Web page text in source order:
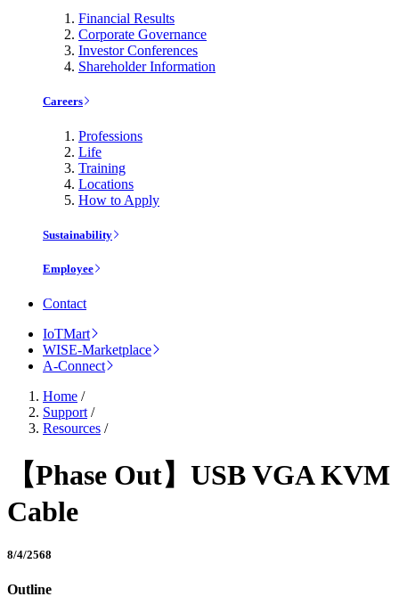
Financial Results
Corporate Governance
Investor Conferences
Shareholder Information
Careers
Professions
Life
Training
Locations
How to Apply
Sustainability
Employee
Contact
IoTMart
WISE-Marketplace
A-Connect
Home /
Support /
Resources /
【Phase Out】USB VGA KVM
Cable
8/4/2568
Outline